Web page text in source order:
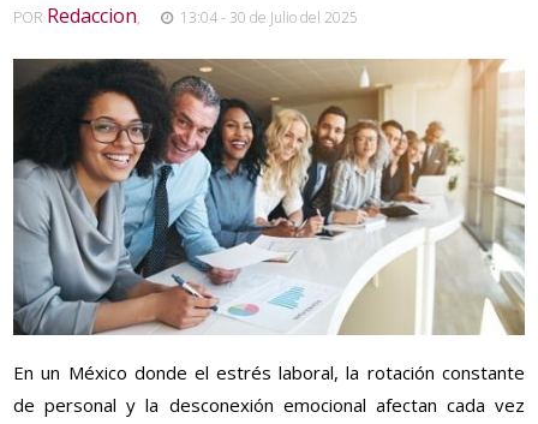
POR Redaccion, 13:04 - 30 de Julio del 2025
En un México donde el estrés laboral, la rotación constante
de personal y la desconexión emocional afectan cada vez